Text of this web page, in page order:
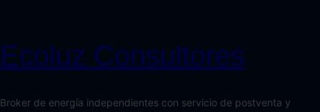
Ecoluz Consultores
Broker de energía independientes con servicio de postventa y